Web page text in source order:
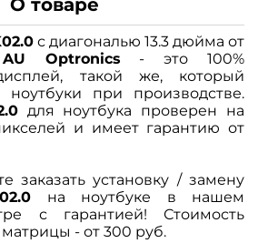
О товаре
с диагональю 13.3 дюйма от
AU Optronics - это 100%
такой же, который
ноутбуки при производстве.
для ноутбука проверен на
и имеет гарантию от
заказать установку / замену
на ноутбуке в нашем
с гарантией! Стоимость
- от 300 руб.